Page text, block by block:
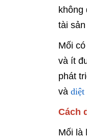
không
tài
Mối
và ít
phát
và diệt
Cách
Mối là